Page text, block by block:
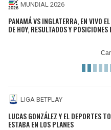
MUNDIAL 2026
PANAMÁ VS INGLATERRA, EN VIVO
DE HOY, RESULTADOS Y
LIGA BETPLAY
LUCAS GONZÁLEZ Y EL DEPORTES
ESTABA EN LOS PLANES